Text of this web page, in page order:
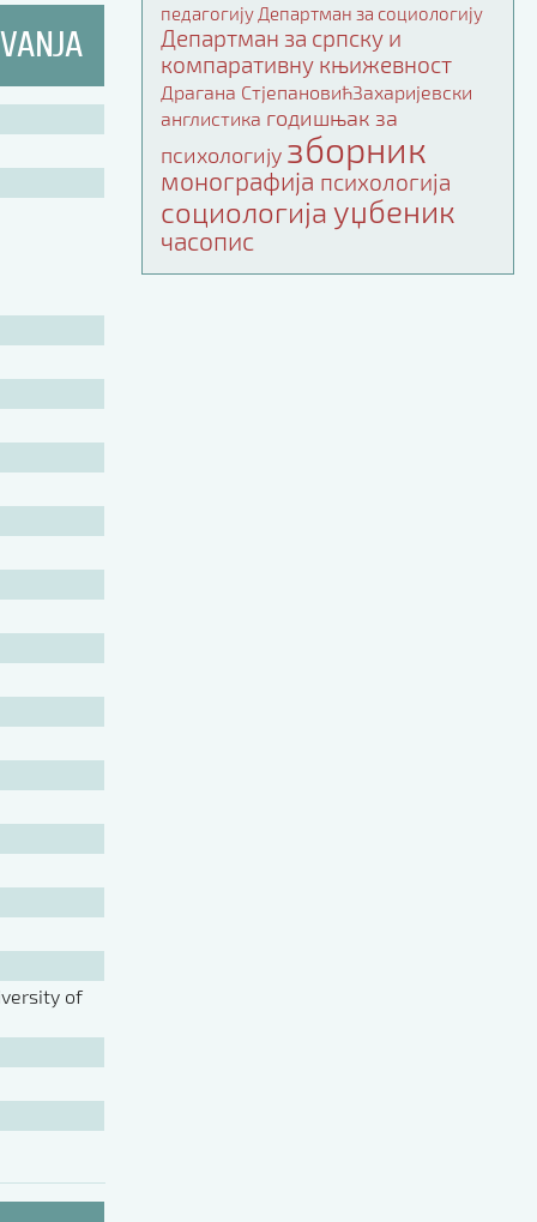
of
педагогију Департман за социологију
Департман за српску и
компаративну књижевност
Драгана СтјепановићЗахаријевски
англистика годишњак за
психологију зборник
монографија психологија
социологија уџбеник
часопис